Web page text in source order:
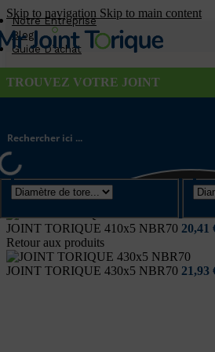
Skip to navigation Skip to main content
Notre Entreprise
Blog
Guide D’achat
TROUVEZ VOTRE JOINT
Joint torique/ Diamètre de tore 5mm /
JOINT TORIQUE 410x5 NBR70 20,41
Retour aux produits
JOINT TORIQUE 430x5 NBR70 21,93